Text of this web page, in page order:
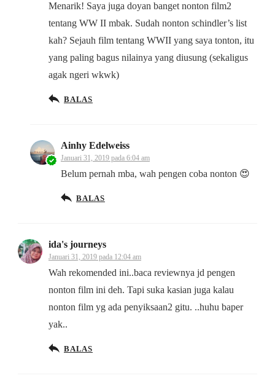
Menarik! Saya juga doyan banget nonton film2
tentang WW II mbak. Sudah nonton schindler’s list
kah? Sejauh film tentang WWII yang saya tonton, itu
yang paling bagus nilainya yang diusung (sekaligus
agak ngeri wkwk)
BALAS
Ainhy Edelweiss
Januari 31, 2019 pada 6:04 am
Belum pernah mba, wah pengen coba nonton 😍
BALAS
ida's journeys
Januari 31, 2019 pada 12:04 am
Wah rekomended ini..baca reviewnya jd pengen
nonton film ini deh. Tapi suka kasian juga kalau
nonton film yg ada penyiksaan2 gitu. ..huhu baper
yak..
BALAS